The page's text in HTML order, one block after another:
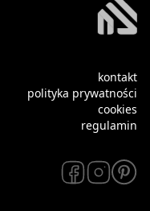
kontakt
polityka prywatności
cookies
regulamin